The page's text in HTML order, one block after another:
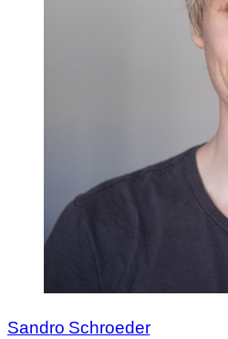
Sandro Schroeder